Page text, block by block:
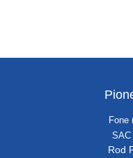
Fone
SAC
Rod